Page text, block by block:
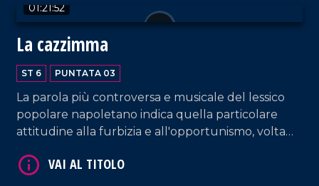
01:21:52
La cazzimma
ST 6 PUNTATA 03
La parola più controversa e musicale del lessico
popolare napoletano indica quella particolare
attitudine alla furbizia e all'opportunismo, volta
spregiudicato. Ecco perché nei palazzi della